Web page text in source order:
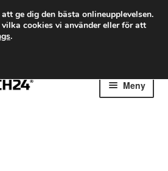
från 75 kr
frakt
924 713
Meny
ge dig den bästa onlineupplevelsen.
cookies vi använder eller för att
.